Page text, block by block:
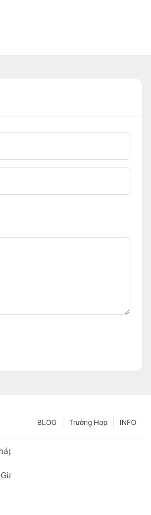
INFO
Trường Hợp
BLOG
Giá Kệ Pallet: Xu Hướng Và Đổi Mới
Kệ: Các Yếu Tố Quan Trọng Khi